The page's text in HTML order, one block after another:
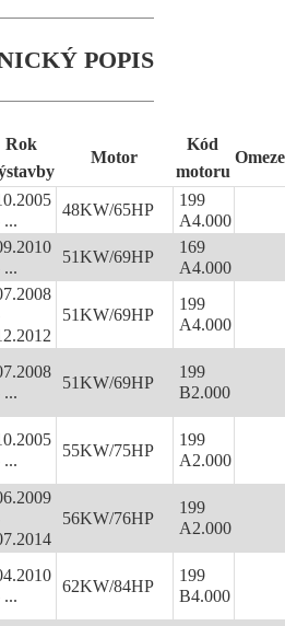
POPIS
Rok
Motor
Kód
motoru
...
48KW/65HP
199
A4.000
...
51KW/69HP
169
A4.000
51KW/69HP
199
A4.000
...
51KW/69HP
199
B2.000
...
55KW/75HP
199
A2.000
56KW/76HP
199
A2.000
...
62KW/84HP
199
B4.000